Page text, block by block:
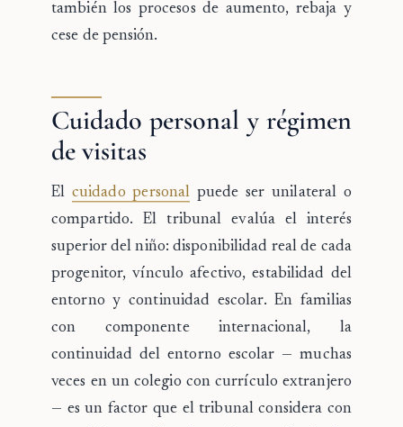
también los procesos de aumento, rebaja y
cese de pensión.
Cuidado personal y régimen
de visitas
El cuidado personal puede ser unilateral o
compartido. El tribunal evalúa el interés
superior del niño: disponibilidad real de cada
progenitor, vínculo afectivo, estabilidad del
entorno y continuidad escolar. En familias
con componente internacional, la
continuidad del entorno escolar — muchas
veces en un colegio con currículo extranjero
— es un factor que el tribunal considera con